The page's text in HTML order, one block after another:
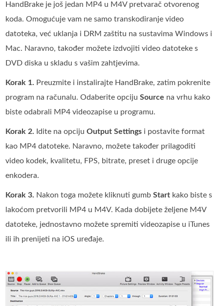
HandBrake je još jedan MP4 u M4V pretvarač otvorenog
koda. Omogućuje vam ne samo transkodiranje video
datoteka, već uklanja i DRM zaštitu na sustavima Windows i
Mac. Naravno, također možete izdvojiti video datoteke s
DVD diska u skladu s vašim zahtjevima.
Korak 1. Preuzmite i instalirajte HandBrake, zatim pokrenite
program na računalu. Odaberite opcijuSource na vrhu kako
biste odabrali MP4 videozapise u programu.
Korak 2. Idite na opcijuOutput Settings i postavite format
kao MP4 datoteke. Naravno, možete također prilagoditi
video kodek, kvalitetu, FPS, bitrate, preset i druge opcije
enkodera.
Korak 3. Nakon toga možete kliknuti gumbStart kako biste s
lakoćom pretvorili MP4 u M4V. Kada dobijete željene M4V
datoteke, jednostavno možete spremiti videozapise u iTunes
ili ih prenijeti na iOS uređaje.